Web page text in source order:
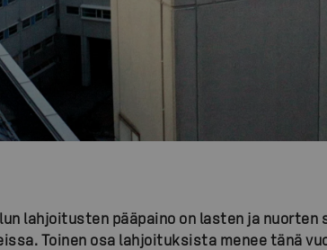
lahjoitusten pääpaino on lasten ja
Toinen osa lahjoituksista menee tänä